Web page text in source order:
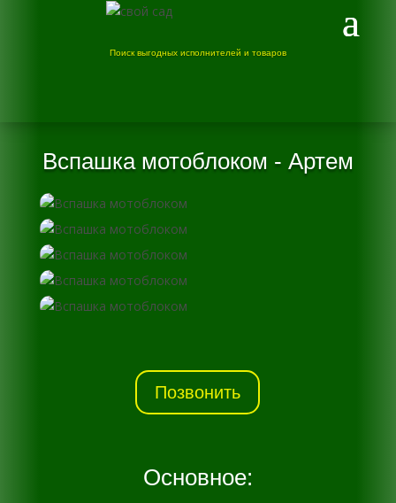
Поиск выгодных исполнителей и товаров
Вспашка мотоблоком - Артем
Позвонить
Основное: